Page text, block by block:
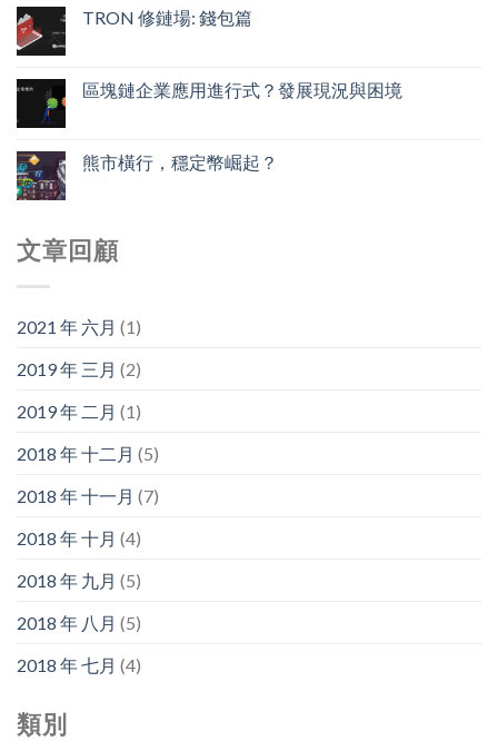
TRON 修鏈場: 錢包篇
區塊鏈企業應用進行式？發展現況與困境
熊市橫行，穩定幣崛起？
文章回顧
2021 年 六月 (1)
2019 年 三月 (2)
2019 年 二月 (1)
2018 年 十二月 (5)
2018 年 十一月 (7)
2018 年 十月 (4)
2018 年 九月 (5)
2018 年 八月 (5)
2018 年 七月 (4)
類別